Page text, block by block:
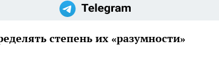
степень их «разумности»